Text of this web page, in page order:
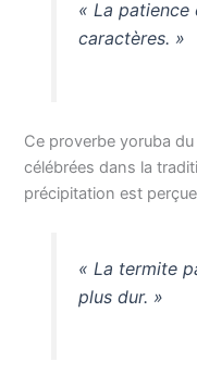
« La patience
caractères. »
Ce proverbe yoruba
célébrées dans la
précipitation est
« La termite
plus dur. »